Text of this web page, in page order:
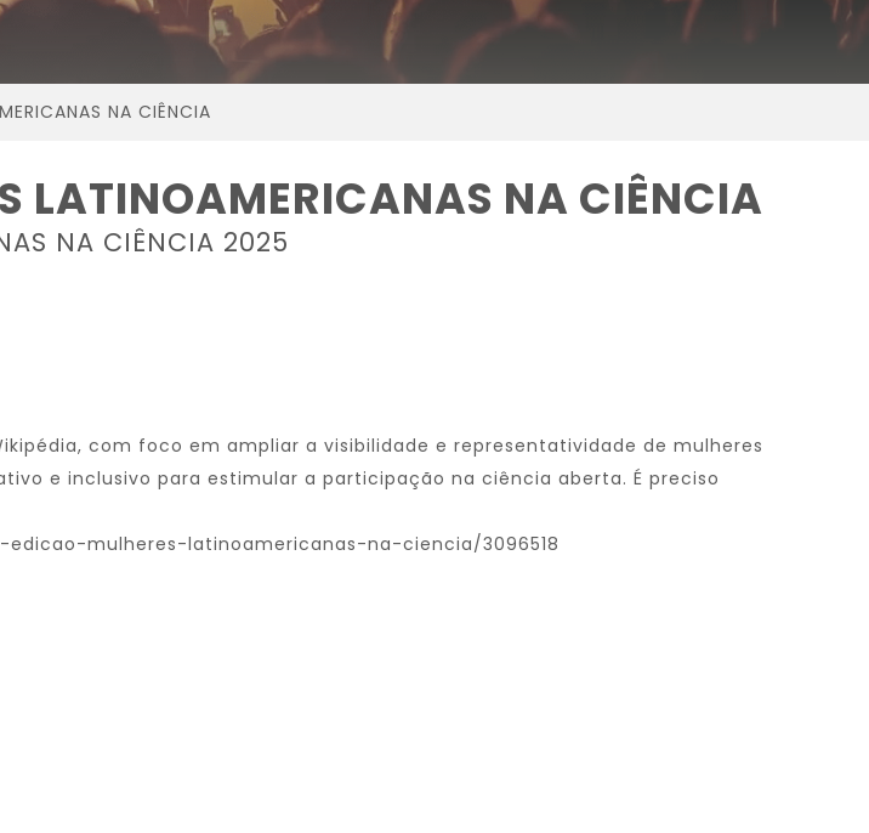
NA CIÊNCIA
LATINOAMERICANAS NA CIÊNCIA
NA CIÊNCIA 2025
com foco em ampliar a visibilidade e representatividade de mulheres
e inclusivo para estimular a participação na ciência aberta. É preciso
mulheres-latinoamericanas-na-ciencia/3096518